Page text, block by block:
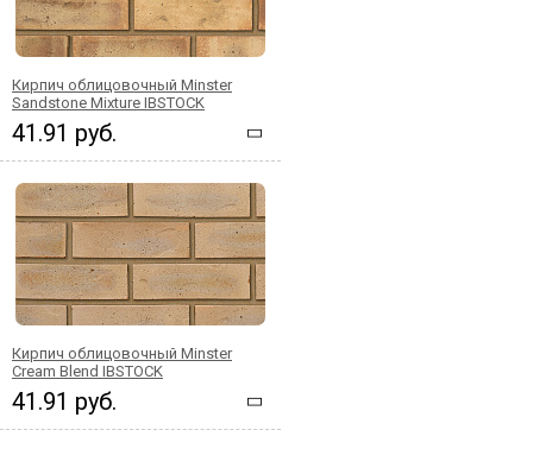
Кирпич облицовочный Minster
Sandstone Mixture IBSTOCK
41.91 руб.
Кирпич облицовочный Minster
Cream Blend IBSTOCK
41.91 руб.